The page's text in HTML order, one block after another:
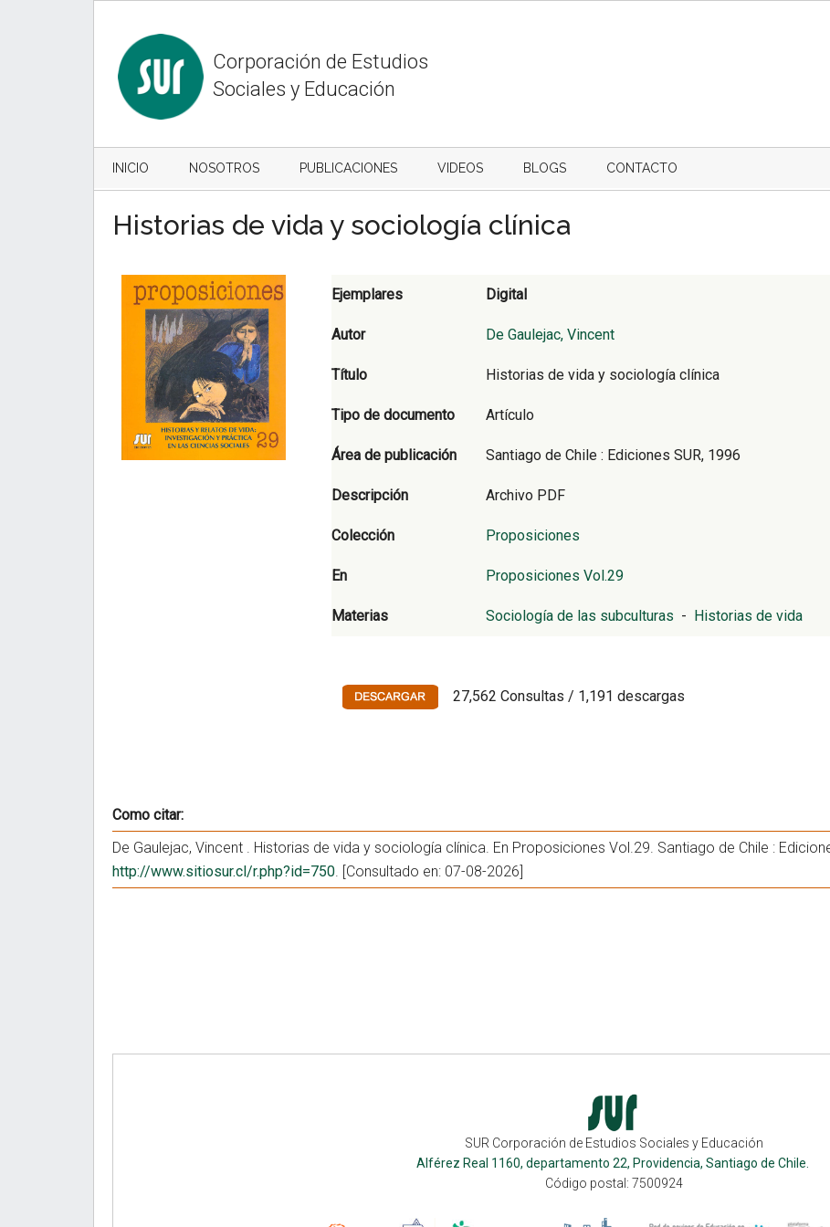
Corporación de Estudios
Sociales y Educación
INICIO NOSOTROS PUBLICACIONES VIDEOS BLOGS CONTACTO
Historias de vida y sociología clínica
Ejemplares Digital
Autor De Gaulejac, Vincent
Título Historias de vida y sociología clínica
Tipo de documento Artículo
Área de publicación Santiago de Chile : Ediciones SUR, 1996
Descripción Archivo PDF
Colección Proposiciones
En Proposiciones Vol.29
Materias Sociología de las subculturas - Historias de vida
27,562 Consultas / 1,191 descargas
Como citar:
De Gaulejac, Vincent . Historias de vida y sociología clínica. En Proposiciones Vol.29. Santiago de Chile :
http://www.sitiosur.cl/r.php?id=750. [Consultado en: 07-08-2026]
SUR Corporación de Estudios Sociales y Educación
Alférez Real 1160, departamento 22, Providencia, Santiago de Chile.
Código postal: 7500924